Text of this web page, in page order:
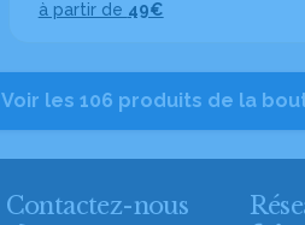
à partir de 49€
Voir les 106 produits de la
Contactez-nous